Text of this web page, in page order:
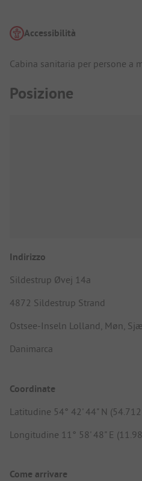
Accessibilità
Cabina sanitaria per persone a
Posizione
Indirizzo
Sildestrup Øvej 14a
4872 Sildestrup Strand
Ostsee-Inseln Lolland, Møn,
Danimarca
Coordinate
Latitudine 54° 42' 44" N
Longitudine 11° 58' 48" E
Come arrivare